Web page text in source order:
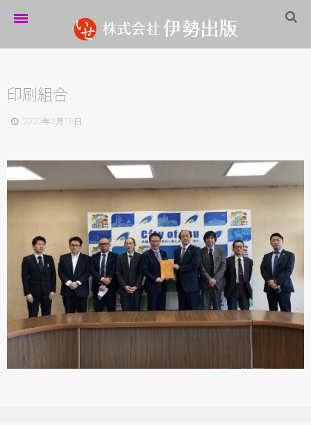
伊勢出版だより
営業案内
企業情報
採用情報
お問い合わせ
サイトマップ
印刷組合
2020年3月18日